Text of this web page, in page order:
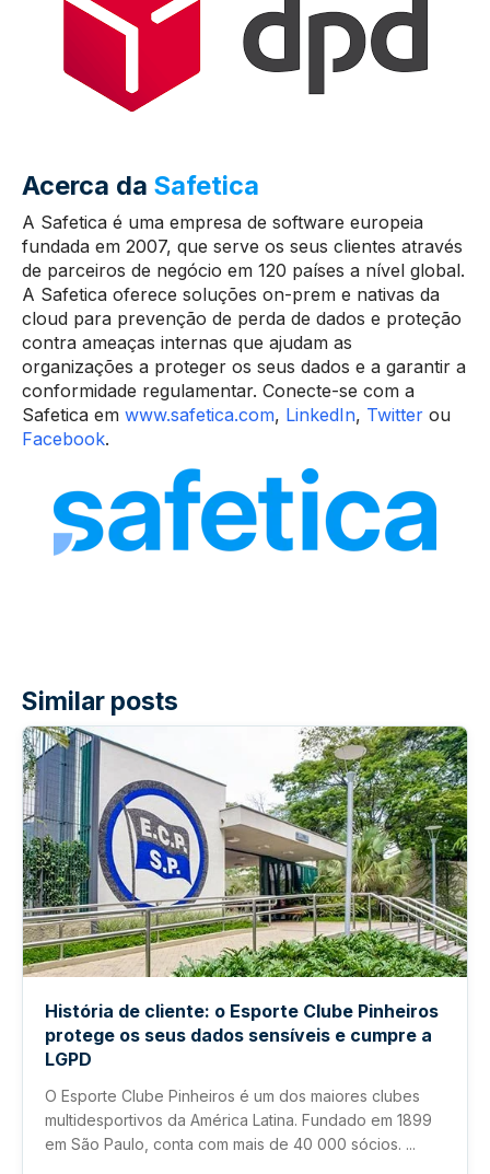
Acerca da Safetica
A Safetica é uma empresa de software europeia
fundada em 2007, que serve os seus clientes através
de parceiros de negócio em 120 países a nível global.
A Safetica oferece soluções on-prem e nativas da
cloud para prevenção de perda de dados e proteção
contra ameaças internas que ajudam as
organizações a proteger os seus dados e a garantir a
conformidade regulamentar. Conecte-se com a
Safetica em www.safetica.com, LinkedIn, Twitter ou
Facebook.
Similar posts
História de cliente: o Esporte Clube Pinheiros
protege os seus dados sensíveis e cumpre a
LGPD
O Esporte Clube Pinheiros é um dos maiores clubes
multidesportivos da América Latina. Fundado em 1899
em São Paulo, conta com mais de 40 000 sócios. ...